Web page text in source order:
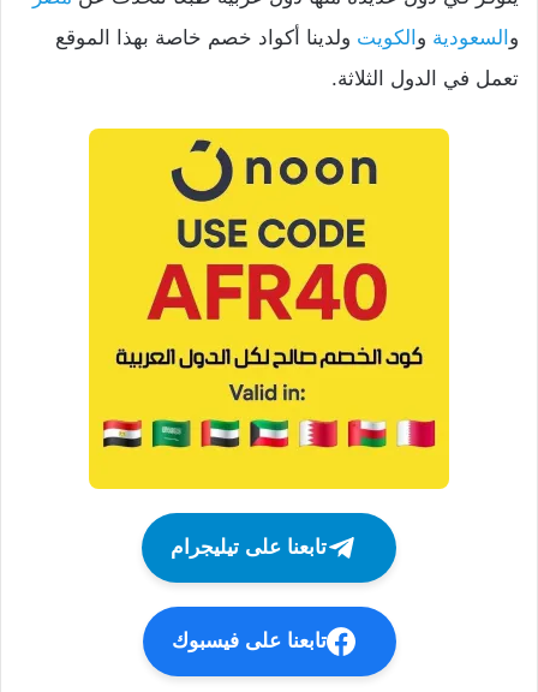
و السعودية و الكويت ولدينا أكواد خصم خاصة بهذا الموقع
تعمل في الدول الثلاثة.
تابعنا على تيليجرام
تابعنا على فيسبوك